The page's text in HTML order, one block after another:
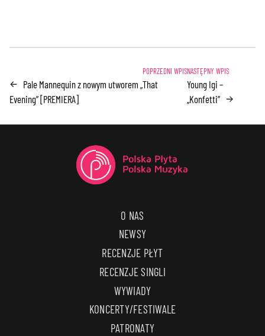
← Pale Mannequin z nowym utworem „That
Evening” [PREMIERA]
Young Igi –
„Konfetti” →
O NAS
NEWSY
RECENZJE PŁYT
RECENZJE SINGLI
WYWIADY
KONCERTY/FESTIWALE
PATRONATY